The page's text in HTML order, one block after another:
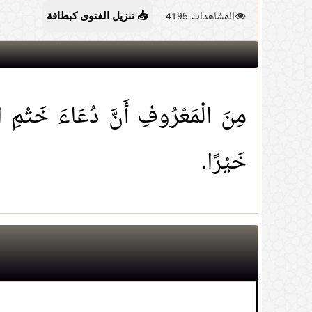
المشاهدات:4195 📥 تنزيل الفتوى كبطاقة
مِنَ الْمَعْرُوفِ أَنَّ دُعَاءَ خَتْمِ
خَيْرًا.
1. حكم شراء المعتكف ما يحتاج إليه عبر